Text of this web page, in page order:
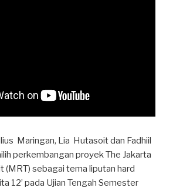
Maringan, Lia Hutasoit dan Fadhiil
perkembangan proyek The Jakarta
(MRT) sebagai tema liputan hard
12’ pada Ujian Tengah Semester